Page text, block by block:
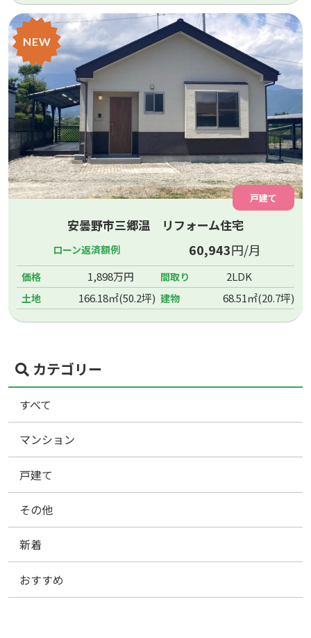
NEW
戸建て
安曇野市三郷温 リフォーム住宅
ローン返済額例 60,943円/月
価格 1,898万円 間取り 2LDK
土地 166.18㎡(50.2坪) 建物 68.51㎡(20.7坪)
カテゴリー
すべて
マンション
戸建て
その他
新着
おすすめ